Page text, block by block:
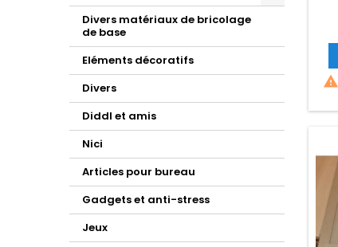
Divers matériaux de bricolage
de base
Eléments décoratifs
Divers
Diddl et amis
Nici
Articles pour bureau
Gadgets et anti-stress
Jeux
